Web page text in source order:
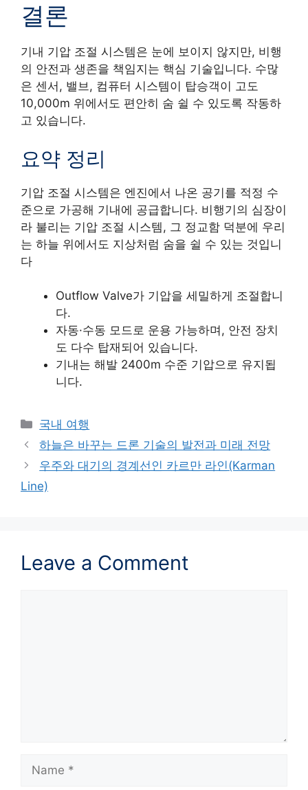
결론
기내 기압 조절 시스템은 눈에 보이지 않지만, 비행
의 안전과 생존을 책임지는 핵심 기술입니다. 수많
은 센서, 밸브, 컴퓨터 시스템이 탑승객이 고도
10,000m 위에서도 편안히 숨 쉴 수 있도록 작동하
고 있습니다.
요약 정리
기압 조절 시스템은 엔진에서 나온 공기를 적정 수
준으로 가공해 기내에 공급합니다. 비행기의 심장이
라 불리는 기압 조절 시스템, 그 정교함 덕분에 우리
는 하늘 위에서도 지상처럼 숨을 쉴 수 있는 것입니
다
Outflow Valve가 기압을 세밀하게 조절합니
다.
자동·수동 모드로 운용 가능하며, 안전 장치
도 다수 탑재되어 있습니다.
기내는 해발 2400m 수준 기압으로 유지됩
니다.
Categories
국내 여행
하늘은 바꾸는 드론 기술의 발전과 미래 전망
우주와 대기의 경계선인 카르만 라인(Karman
Line)
Leave a Comment
Name